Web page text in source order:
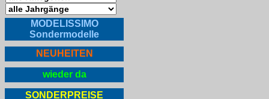
MODELISSIMO
Sondermodelle
NEUHEITEN
wieder da
SONDERPREISE